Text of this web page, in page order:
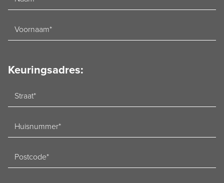
Voornaam
Keuringsadres:
Straat
Huisnummer
Postcode